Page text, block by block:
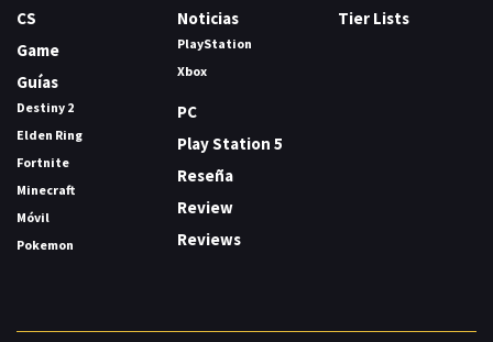
CS
Game
Guías
Destiny 2
Elden Ring
Fortnite
Minecraft
Móvil
Pokemon
Noticias
PlayStation
Xbox
PC
Play Station 5
Reseña
Review
Reviews
Tier Lists